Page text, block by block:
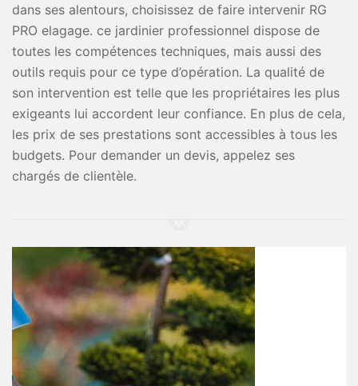
dans ses alentours, choisissez de faire intervenir RG
PRO elagage. ce jardinier professionnel dispose de
toutes les compétences techniques, mais aussi des
outils requis pour ce type d’opération. La qualité de
son intervention est telle que les propriétaires les plus
exigeants lui accordent leur confiance. En plus de cela,
les prix de ses prestations sont accessibles à tous les
budgets. Pour demander un devis, appelez ses
chargés de clientèle.